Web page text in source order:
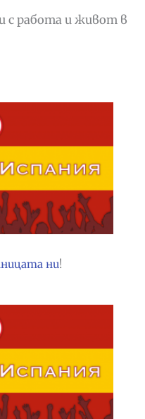
с работа и живот в
ни!